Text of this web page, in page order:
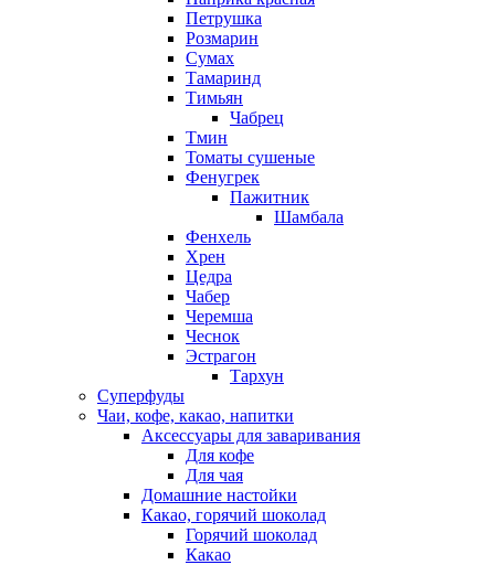
Петрушка
Розмарин
Сумах
Тамаринд
Тимьян
Чабрец
Тмин
Томаты сушеные
Фенугрек
Пажитник
Шамбала
Фенхель
Хрен
Цедра
Чабер
Черемша
Чеснок
Эстрагон
Тархун
Суперфуды
Чаи, кофе, какао, напитки
Аксессуары для заваривания
Для кофе
Для чая
Домашние настойки
Какао, горячий шоколад
Горячий шоколад
Какао